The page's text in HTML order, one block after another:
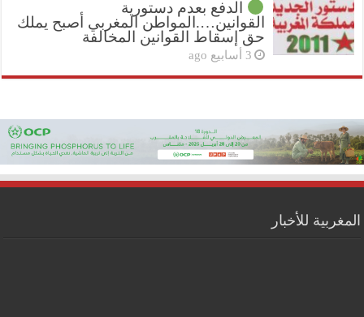
الدفع بعدم دستورية
القوانين….المواطن المغربي أصبح يملك
حق إسقاط القوانين المخالفة
3 أسابيع ago
المغربية للأخبار